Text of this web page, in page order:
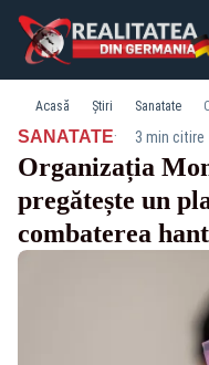
Acasă Știri Sanatate
SANATATE· 3 min citire
Organizația
pregătește un
combaterea